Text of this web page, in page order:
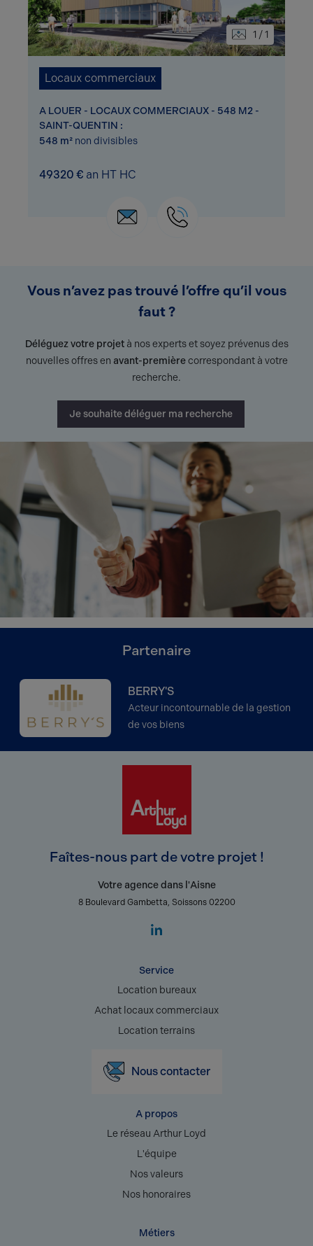
1 / 1
Locaux commerciaux
A LOUER - LOCAUX COMMERCIAUX - 548 M2 -
SAINT-QUENTIN :
548 m² non divisibles
49320 € an HT HC
Vous n’avez pas trouvé l’offre qu’il vous
faut ?
Déléguez votre projetà nos experts et soyez prévenus des
nouvelles offres en avant-premièrecorrespondant à votre
recherche.
Je souhaite déléguer ma recherche
Partenaire
BERRY'S
Acteur incontournable de la gestion
de vos biens
Faîtes-nous part de votre projet !
Votre agence dans l'Aisne
8 Boulevard Gambetta, Soissons 02200
Service
Location bureaux
Achat locaux commerciaux
Location terrains
Nous contacter
A propos
Le réseau Arthur Loyd
L'équipe
Nos valeurs
Nos honoraires
Métiers